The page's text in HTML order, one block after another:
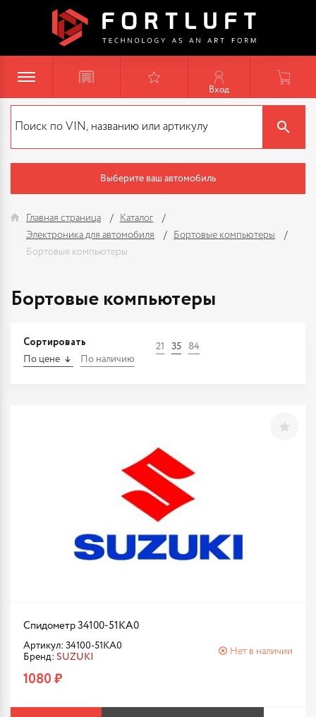
Вход
Выберите ваш автомобиль
Главная страница
Каталог
Электроника для автомобиля
Бортовые компьютеры
Бортовые компьютеры
Бортовые компьютеры
Сортировать
По цене По наличию
21 35 84
Спидометр 34100-51KA0
Артикул: 34100-51KA0
Бренд: SUZUKI
Нет в наличии
1080 ₽